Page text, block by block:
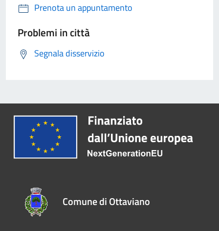
Prenota un appuntamento
Problemi in città
Segnala disservizio
Comune di Ottaviano